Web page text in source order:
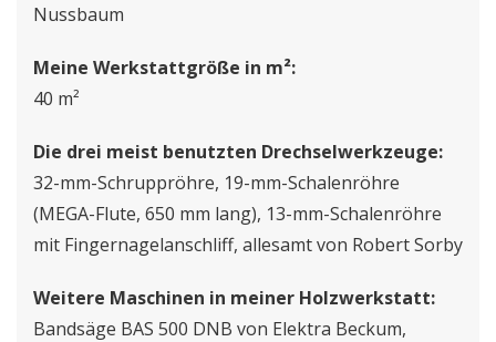
Nussbaum
Meine Werkstattgröße in m²:
40 m²
Die drei meist benutzten Drechselwerkzeuge:
32-mm-Schruppröhre, 19-mm-Schalenröhre
(MEGA-Flute, 650 mm lang), 13-mm-Schalenröhre
mit Fingernagelanschliff, allesamt von Robert Sorby
Weitere Maschinen in meiner Holzwerkstatt:
Bandsäge BAS 500 DNB von Elektra Beckum,